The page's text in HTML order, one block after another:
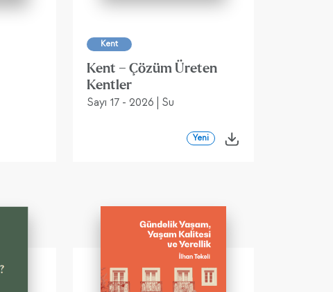
Kent
Kent – Çözüm Üreten
Kentler
Sayı 17 - 2026 | Su
Yeni